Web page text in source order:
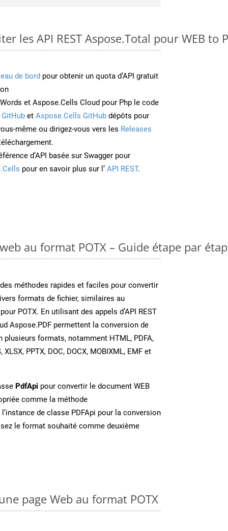
les API REST Aspose.Total pour WEB to
de bord pour obtenir un quota d’API gratuit
et Aspose.Cells Cloud pour Php le code
et Aspose.Cells GitHub dépôts pour
même ou dirigez-vous vers les Releases
d’API basée sur Swagger pour
pour en savoir plus sur l’ API REST.
au format POTX – Guide étape par
méthodes rapides et faciles pour convertir
formats de fichier, similaires au
POTX. En utilisant des appels d’API REST
Aspose.PDF permettent la conversion de
plusieurs formats, notamment HTML, PDFA,
XLSX, PPTX, DOC, DOCX, MOBIXML, EMF et
PdfApi pour convertir le document WEB
comme la méthode
de classe PDFApi pour la conversion
le format souhaité comme deuxième
page Web au format POTX